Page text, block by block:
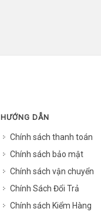
HƯỚNG DẪN
Chính sách thanh toán
Chính sách bảo mật
Chính sách vận chuyển
Chính Sách Đổi Trả
Chính sách Kiểm Hàng